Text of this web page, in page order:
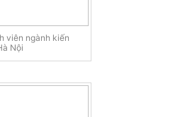
viên ngành kiến
Nội